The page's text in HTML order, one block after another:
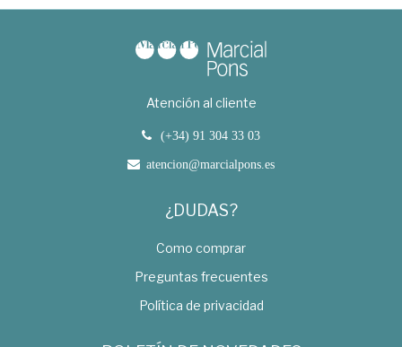
Atención al cliente
(+34) 91 304 33 03
atencion@marcialpons.es
¿DUDAS?
Como comprar
Preguntas frecuentes
Política de privacidad